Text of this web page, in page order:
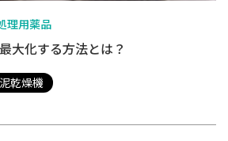
理用薬品
大化する方法とは？
乾燥機